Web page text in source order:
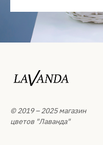
© 2019 – 2025 магазин
цветов "Лаванда"